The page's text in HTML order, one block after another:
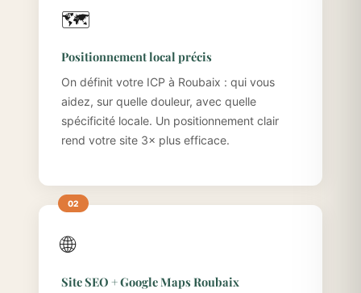
🗺️
Positionnement local précis
On définit votre ICP à Roubaix : qui vous
aidez, sur quelle douleur, avec quelle
spécificité locale. Un positionnement clair
rend votre site 3× plus efficace.
🌐
Site SEO + Google Maps Roubaix